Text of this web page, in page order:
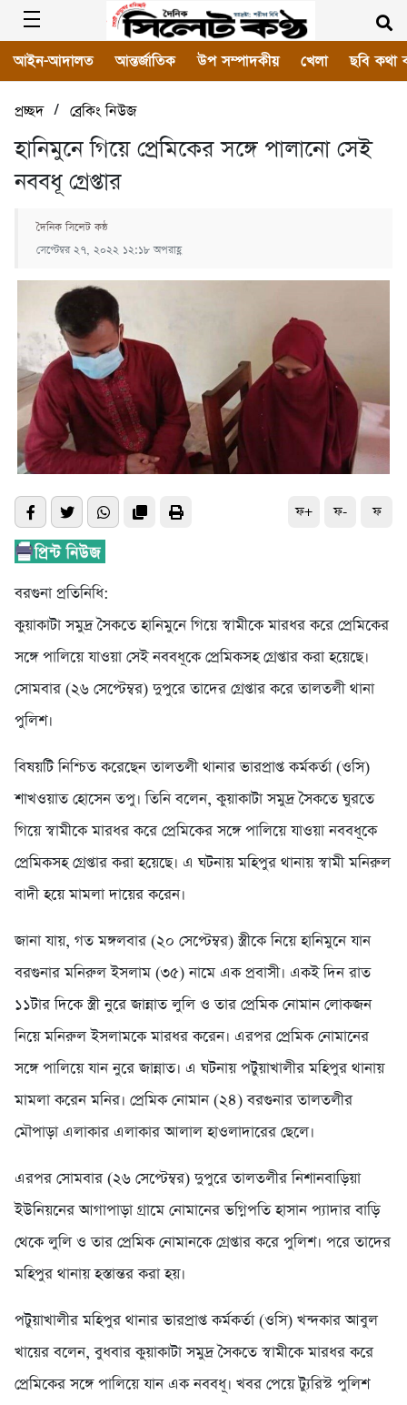
আইন-আদালত আন্তর্জাতিক উপ সম্পাদকীয় খেলা ছবি কথা
প্রচ্ছদ/ ব্রেকিং নিউজ
হানিমুনে গিয়ে প্রেমিকের সঙ্গে পালানো সেই
নববধূ গ্রেপ্তার
দৈনিক সিলেট কন্ঠ
সেপ্টেম্বর ২৭, ২০২২ ১২:১৮ অপরাহ্ণ
ফ+ ফ- ফ
বরগুনা প্রতিনিধি:
কুয়াকাটা সমুদ্র সৈকতে হানিমুনে গিয়ে স্বামীকে মারধর করে প্রেমিকের
সঙ্গে পালিয়ে যাওয়া সেই নববধূকে প্রেমিকসহ গ্রেপ্তার করা হয়েছে।
সোমবার (২৬ সেপ্টেম্বর) দুপুরে তাদের গ্রেপ্তার করে তালতলী থানা
পুলিশ।
বিষয়টি নিশ্চিত করেছেন তালতলী থানার ভারপ্রাপ্ত কর্মকর্তা (ওসি)
শাখওয়াত হোসেন তপু। তিনি বলেন, কুয়াকাটা সমুদ্র সৈকতে ঘুরতে
গিয়ে স্বামীকে মারধর করে প্রেমিকের সঙ্গে পালিয়ে যাওয়া নববধূকে
প্রেমিকসহ গ্রেপ্তার করা হয়েছে। এ ঘটনায় মহিপুর থানায় স্বামী মনিরুল
বাদী হয়ে মামলা দায়ের করেন।
জানা যায়, গত মঙ্গলবার (২০ সেপ্টেম্বর) স্ত্রীকে নিয়ে হানিমুনে যান
বরগুনার মনিরুল ইসলাম (৩৫) নামে এক প্রবাসী। একই দিন রাত
১১টার দিকে স্ত্রী নুরে জান্নাত লুলি ও তার প্রেমিক নোমান লোকজন
নিয়ে মনিরুল ইসলামকে মারধর করেন। এরপর প্রেমিক নোমানের
সঙ্গে পালিয়ে যান নুরে জান্নাত। এ ঘটনায় পটুয়াখালীর মহিপুর থানায়
মামলা করেন মনির। প্রেমিক নোমান (২৪) বরগুনার তালতলীর
মৌপাড়া এলাকার এলাকার আলাল হাওলাদারের ছেলে।
এরপর সোমবার (২৬ সেপ্টেম্বর) দুপুরে তালতলীর নিশানবাড়িয়া
ইউনিয়নের আগাপাড়া গ্রামে নোমানের ভগ্নিপতি হাসান প্যাদার বাড়ি
থেকে লুলি ও তার প্রেমিক নোমানকে গ্রেপ্তার করে পুলিশ। পরে তাদের
মহিপুর থানায় হস্তান্তর করা হয়।
পটুয়াখালীর মহিপুর থানার ভারপ্রাপ্ত কর্মকর্তা (ওসি) খন্দকার আবুল
খায়ের বলেন, বুধবার কুয়াকাটা সমুদ্র সৈকতে স্বামীকে মারধর করে
প্রেমিকের সঙ্গে পালিয়ে যান এক নববধূ। খবর পেয়ে ট্যুরিস্ট পুলিশ